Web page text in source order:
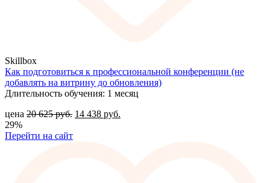
Skillbox
Как подготовиться к профессиональной конференции (не
добавлять на витрину до обновления)
Длительность обучения: 1 месяц
цена 20 625руб. 14 438 руб.
29%
Перейти на сайт